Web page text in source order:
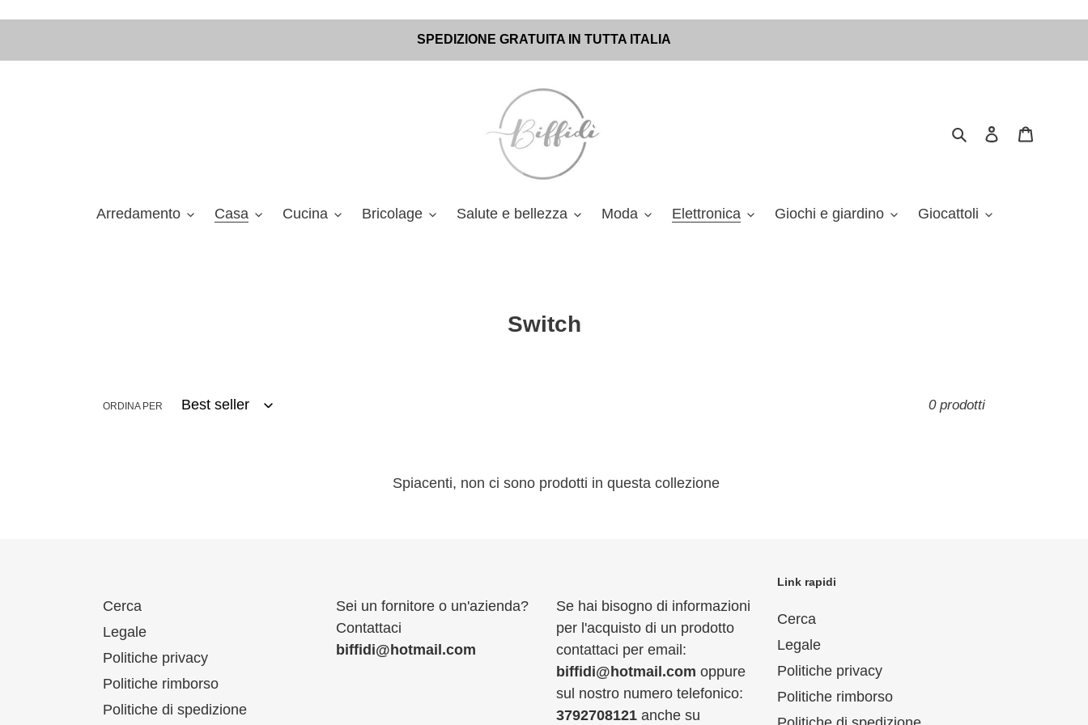
SPEDIZIONE GRATUITA IN TUTTA ITALIA
Cerca Accedi
Arredamento Casa Cucina Bricolage Salute e bellezza Moda Elettronica Giochi e giardino Giocattoli
C
i
Switch
ORDINA PER 0 prodotti
Spiacenti, non ci sono prodotti in questa collezione
Cerca
Legale
Politiche privacy
Politiche rimborso
Politiche di spedizione
Sei un fornitore o un'azienda?
Contattaci
biffidi@hotmail.com
Se hai bisogno di informazioni
per l'acquisto di un prodotto
contattaci per email:
biffidi@hotmail.com oppure
sul nostro numero telefonico:
3792708121 anche su
Link rapidi
Cerca
Legale
Politiche privacy
Politiche rimborso